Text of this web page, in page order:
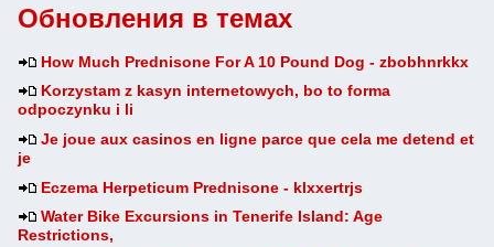
Обновления в темах
How Much Prednisone For A 10 Pound Dog - zbobhnrkkx
Korzystam z kasyn internetowych, bo to forma
odpoczynku i li
Je joue aux casinos en ligne parce que cela me detend et
je
Eczema Herpeticum Prednisone - klxxertrjs
Water Bike Excursions in Tenerife Island: Age
Restrictions,